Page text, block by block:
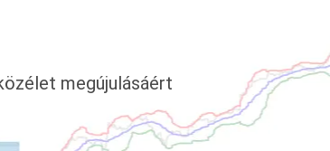
megújulásáért